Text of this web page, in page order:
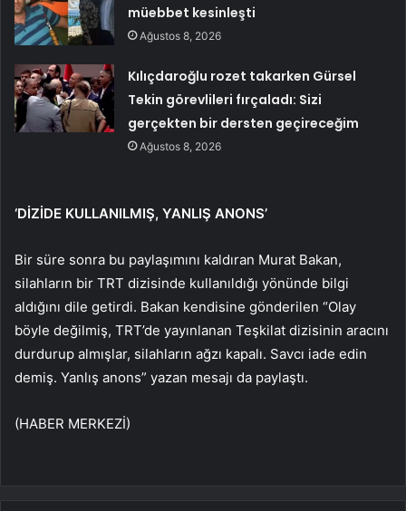
müebbet kesinleşti
Ağustos 8, 2026
Kılıçdaroğlu rozet takarken Gürsel
Tekin görevlileri fırçaladı: Sizi
gerçekten bir dersten geçireceğim
Ağustos 8, 2026
‘DİZİDE KULLANILMIŞ, YANLIŞ ANONS’
Bir süre sonra bu paylaşımını kaldıran Murat Bakan,
silahların bir TRT dizisinde kullanıldığı yönünde bilgi
aldığını dile getirdi. Bakan kendisine gönderilen “Olay
böyle değilmiş, TRT’de yayınlanan Teşkilat dizisinin aracını
durdurup almışlar, silahların ağzı kapalı. Savcı iade edin
demiş. Yanlış anons” yazan mesajı da paylaştı.
(HABER MERKEZİ)